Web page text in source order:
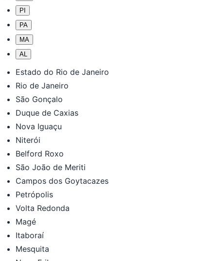
PI
PA
MA
AL
Estado do Rio de Janeiro
Rio de Janeiro
São Gonçalo
Duque de Caxias
Nova Iguaçu
Niterói
Belford Roxo
São João de Meriti
Campos dos Goytacazes
Petrópolis
Volta Redonda
Magé
Itaboraí
Mesquita